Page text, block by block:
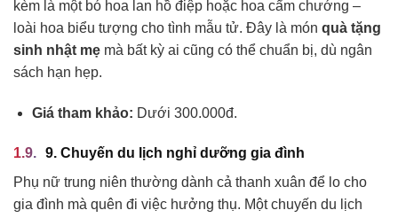
kèm là một bó hoa lan hồ điệp hoặc hoa cẩm chướng –
loài hoa biểu tượng cho tình mẫu tử. Đây là món quà tặng
sinh nhật mẹ mà bất kỳ ai cũng có thể chuẩn bị, dù ngân
sách hạn hẹp.
Giá tham khảo: Dưới 300.000đ.
9. Chuyến du lịch nghỉ dưỡng gia đình
Phụ nữ trung niên thường dành cả thanh xuân để lo cho
gia đình mà quên đi việc hưởng thụ. Một chuyến du lịch